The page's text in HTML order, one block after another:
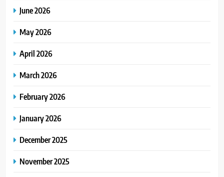
June 2026
May 2026
April 2026
March 2026
February 2026
January 2026
December 2025
November 2025